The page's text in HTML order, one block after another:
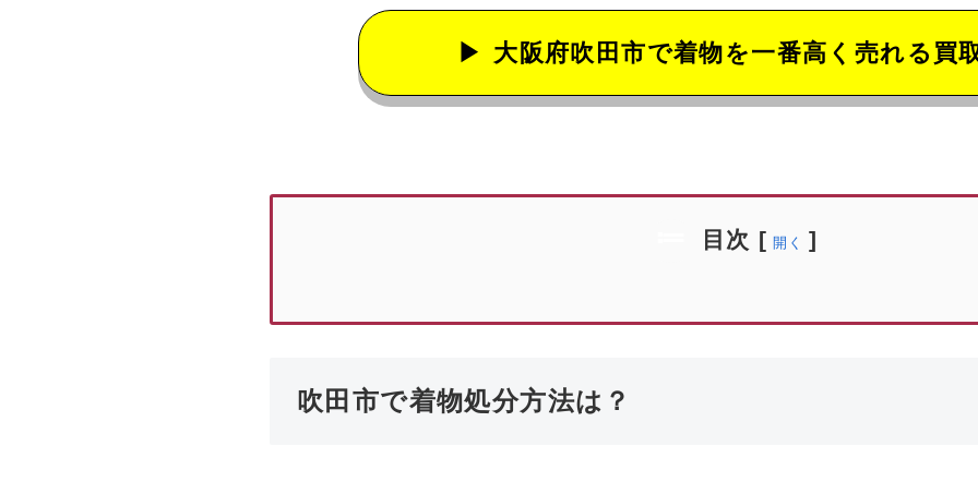
大阪府吹田市で着物を一番高く売れる買
目次 [ 開く ]
吹田市で着物処分方法は？